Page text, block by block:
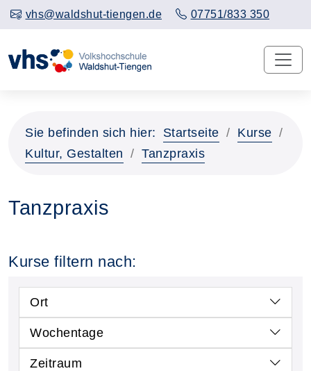
vhs@waldshut-tiengen.de 07751/833 350
Sie befinden sich hier: Startseite
Kurse
Kultur, Gestalten
Tanzpraxis
Tanzpraxis
Kurse filtern nach:
Ort
Wochentage
Zeitraum